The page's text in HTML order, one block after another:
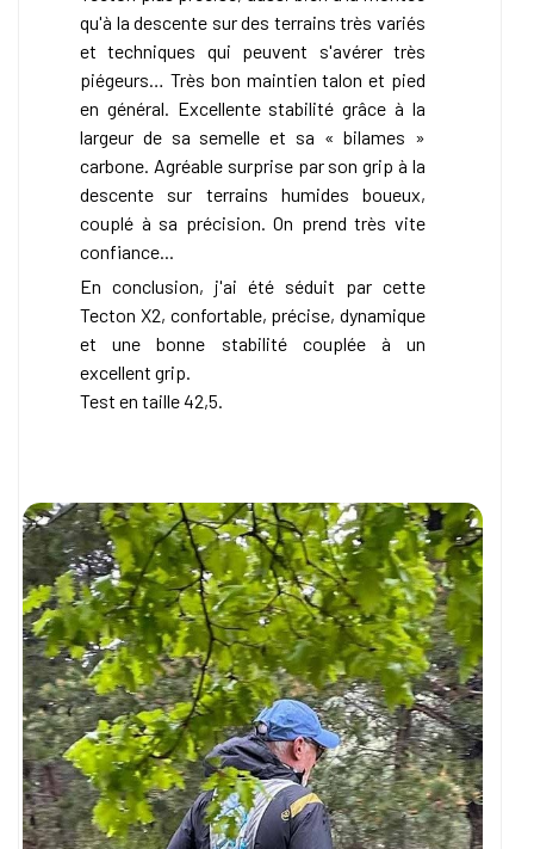
qu'à la descente sur des terrains très variés
et techniques qui peuvent s'avérer très
piégeurs… Très bon maintien talon et pied
en général. Excellente stabilité grâce à la
largeur de sa semelle et sa « bilames »
carbone. Agréable surprise par son grip à la
descente sur terrains humides boueux,
couplé à sa précision. On prend très vite
confiance...
En conclusion, j'ai été séduit par cette
Tecton X2, confortable, précise, dynamique
et une bonne stabilité couplée à un
excellent grip.
Test en taille 42,5.